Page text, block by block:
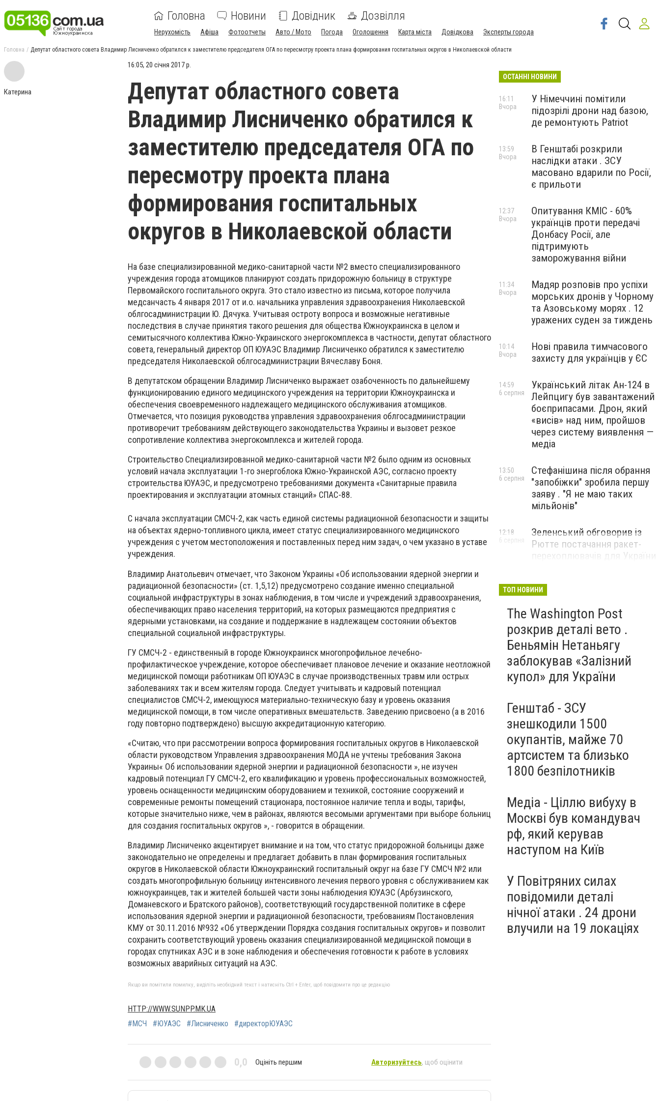
Головна Новини Довідник Дозвілля
Нерухомість Афіша Фотоотчеты Авто / Мото Погода Оголошення Карта міста Довідкова Эксперты города
Головна Депутат областного совета Владимир Лисниченко обратился к заместителю председателя ОГА по пересмотру проекта плана формирования госпитальных округов в Николаевской области
Катерина
16:05, 20 січня 2017 р.
Депутат областного совета
Владимир Лисниченко обратился к
заместителю председателя ОГА по
пересмотру проекта плана
формирования госпитальных
округов в Николаевской области
На базе специализированной медико-санитарной части №2 вместо специализированного
учреждения города атомщиков планируют создать придорожную больницу в структуре
Первомайского госпитального округа. Это стало известно из письма, которое получила
медсанчасть 4 января 2017 от и.о. начальника управления здравоохранения Николаевской
облгосадминистрации Ю. Дячука. Учитывая остроту вопроса и возможные негативные
последствия в случае принятия такого решения для общества Южноукраинска в целом и
семитысячного коллектива Южно-Украинского энергокомплекса в частности, депутат областного
совета, генеральный директор ОП ЮУАЭС Владимир Лисниченко обратился к заместителю
председателя Николаевской облгосадминистрации Вячеславу Боня.
В депутатском обращении Владимир Лисниченко выражает озабоченность по дальнейшему
функционированию единого медицинского учреждения на территории Южноукраинска и
обеспечения своевременного надлежащего медицинского обслуживания атомщиков.
Отмечается, что позиция руководства управления здравоохранения облгосадминистрации
противоречит требованиям действующего законодательства Украины и вызовет резкое
сопротивление коллектива энергокомплекса и жителей города.
Строительство Специализированной медико-санитарной части №2 было одним из основных
условий начала эксплуатации 1-го энергоблока Южно-Украинской АЭС, согласно проекту
строительства ЮУАЭС, и предусмотрено требованиями документа «Санитарные правила
проектирования и эксплуатации атомных станций» СПАС-88.
С начала эксплуатации СМСЧ-2, как часть единой системы радиационной безопасности и защиты
на объектах ядерно-топливного цикла, имеет статус специализированного медицинского
учреждения с учетом местоположения и поставленных перед ним задач, о чем указано в уставе
учреждения.
Владимир Анатольевич отмечает, что Законом Украины «Об использовании ядерной энергии и
радиационной безопасности» (ст. 1,5,12) предусмотрено создание именно специальной
социальной инфраструктуры в зонах наблюдения, в том числе и учреждений здравоохранения,
обеспечивающих право населения территорий, на которых размещаются предприятия с
ядерными установками, на создание и поддержание в надлежащем состоянии объектов
специальной социальной инфраструктуры.
ГУ СМСЧ-2 - единственный в городе Южноукраинск многопрофильное лечебно-
профилактическое учреждение, которое обеспечивает плановое лечение и оказание неотложной
медицинской помощи работникам ОП ЮУАЭС в случае производственных травм или острых
заболеваниях так и всем жителям города. Следует учитывать и кадровый потенциал
специалистов СМСЧ-2, имеющуюся материально-техническую базу и уровень оказания
медицинской помощи, в том числе оперативных вмешательств. Заведению присвоено (а в 2016
году повторно подтверждено) высшую аккредитационную категорию.
«Считаю, что при рассмотрении вопроса формирования госпитальных округов в Николаевской
области руководством Управления здравоохранения МОДА не учтены требования Закона
Украины« Об использовании ядерной энергии и радиационной безопасности », не изучен
кадровый потенциал ГУ СМСЧ-2, его квалификацию и уровень профессиональных возможностей,
уровень оснащенности медицинским оборудованием и техникой, состояние сооружений и
современные ремонты помещений стационара, постоянное наличие тепла и воды, тарифы,
которые значительно ниже, чем в районах, являются весомыми аргументами при выборе больниц
для создания госпитальных округов », - говорится в обращении.
Владимир Лисниченко акцентирует внимание и на том, что статус придорожной больницы даже
законодательно не определены и предлагает добавить в план формирования госпитальных
округов в Николаевской области Южноукраинский госпитальный округ на базе ГУ СМСЧ №2 или
создать многопрофильную больницу интенсивного лечения первого уровня с обслуживанием как
южноукраинцев, так и жителей большей части зоны наблюдения ЮУАЭС (Арбузинского,
Доманевского и Братского районов), соответствующий государственной политике в сфере
использования ядерной энергии и радиационной безопасности, требованиям Постановления
КМУ от 30.11.2016 №932 «Об утверждении Порядка создания госпитальных округов» и позволит
сохранить соответствующий уровень оказания специализированной медицинской помощи в
городах спутниках АЭС и в зоне наблюдения и обеспечения готовности к работе в условиях
возможных аварийных ситуаций на АЭС.
Якщо ви помітили помилку, виділіть необхідний текст і натисніть Ctrl + Enter, щоб повідомити про це редакцію
HTTP://WWW.SUNPP.MK.UA
#МСЧ
#ЮУАЭС #Лисниченко #директорЮУАЭС
0,0 Оцініть першим Авторизуйтесь, щоб оцінити
ОСТАННІ НОВИНИ
У Німеччині помітили
підозрілі дрони над базою,
де ремонтують Patriot
16:11
Вчора
В Генштабі розкрили
наслідки атаки . ЗСУ
масовано вдарили по Росії,
є прильоти
13:59
Вчора
Опитування КМІС - 60%
українців проти передачі
Донбасу Росії, але
підтримують
заморожування війни
12:37
Вчора
Мадяр розповів про успіхи
морських дронів у Чорному
та Азовському морях . 12
уражених суден за тиждень
11:34
Вчора
Нові правила тимчасового
захисту для українців у ЄС
10:14
Вчора
Український літак Ан-124 в
Лейпцигу був завантажений
боєприпасами. Дрон, який
«висів» над ним, пройшов
через систему виявлення —
медіа
14:59
6 серпня
Стефанішина після обрання
"запобіжки" зробила першу
заяву . "Я не маю таких
мільйонів"
13:50
6 серпня
Зеленський обговорив із
Рютте постачання ракет-
перехоплювачів для України
12:18
6 серпня
ТОП НОВИНИ
The Washington Post
розкрив деталі вето .
Беньямін Нетаньягу
заблокував «Залізний
купол» для України
Генштаб - ЗСУ
знешкодили 1500
окупантів, майже 70
артсистем та близько
1800 безпілотників
Медіа - Ціллю вибуху в
Москві був командувач
рф, який керував
наступом на Київ
У Повітряних силах
повідомили деталі
нічної атаки . 24 дрони
влучили на 19 локаціях